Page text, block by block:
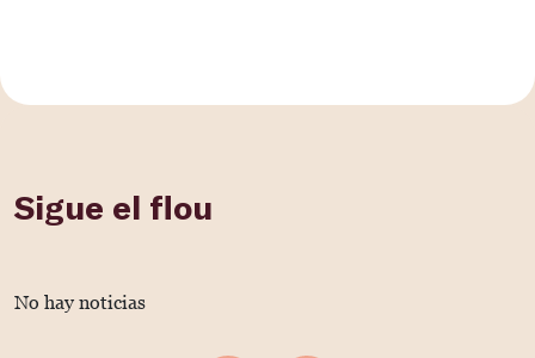
Sigue el flou
No hay noticias